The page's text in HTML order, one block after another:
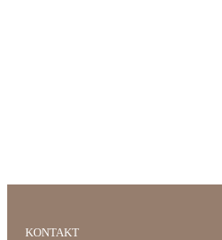
KONTAKT